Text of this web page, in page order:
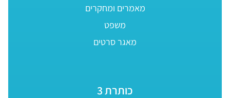
מאמרים ומחקרים
משפט
מאגר סרטים
כותרת 3